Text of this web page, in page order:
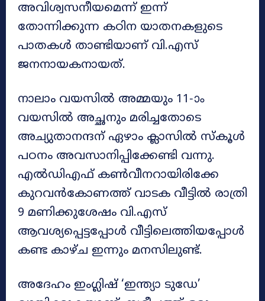
അവിശ്വസനീയമെന്ന് ഇന്ന്
തോന്നിക്കുന്ന കഠിന യാതനകളുടെ
പാതകൾ താണ്ടിയാണ് വി.എസ്
ജനനായകനായത്.
നാലാം വയസിൽ അമ്മയും 11-ാം
വയസിൽ അച്ഛനും മരിച്ചതോടെ
അച്യുതാനന്ദന് ഏഴാം ക്ലാസിൽ സ്കൂൾ
പഠനം അവസാനിപ്പിക്കേണ്ടി വന്നു.
എൽഡിഎഫ് കൺവീനറ‌ായിരിക്കേ
കുറവൻകോണത്ത് വാടക വീട്ടിൽ രാത്രി
9 മണിക്കുശേഷം വി.എസ്
ആവശ്യപ്പെട്ടപ്പോൾ വീട്ടിലെത്തിയപ്പോൾ
കണ്ട കാഴ്ച ഇന്നും മനസിലുണ്ട്.
അദേഹം ഇംഗ്ലിഷ് ‘ഇന്ത്യാ ടുഡേ’